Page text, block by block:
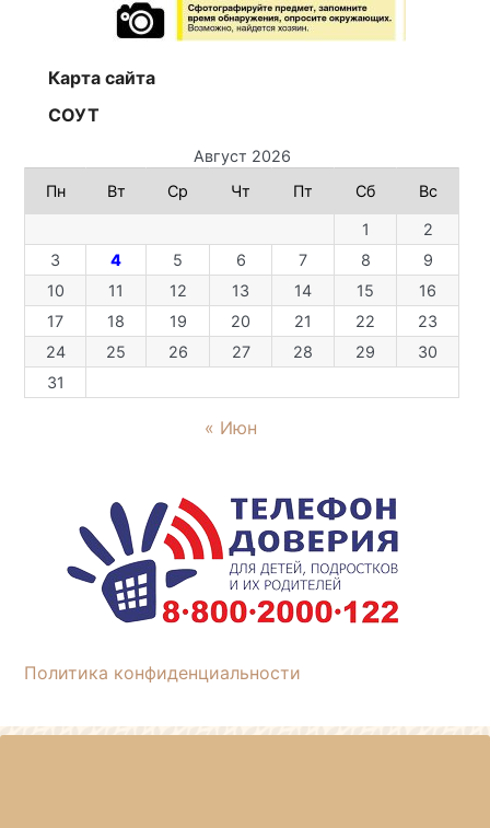
Карта сайта
СОУТ
Август 2026
Пн
Вт Ср Чт Пт Сб Вс
1
2
3
4 5 6 7 8
9
10
11 12 13 14 15
16
17
18 19 20 21 22
23
24
25 26 27 28 29
30
31
« Июн
Политика конфиденциальности